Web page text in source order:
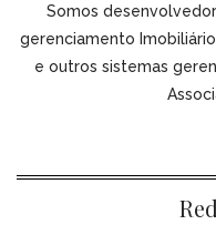
Somos
gerenciamento
e outros sistemas